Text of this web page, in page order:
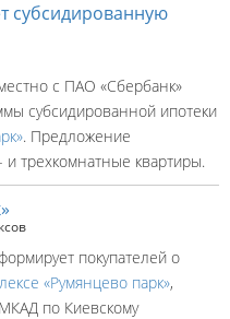
субсидированную
с ПАО «Сбербанк»
субсидированной ипотеки
. Предложение
и трехкомнатные квартиры.
покупателей о
«Румянцево парк»,
по Киевскому